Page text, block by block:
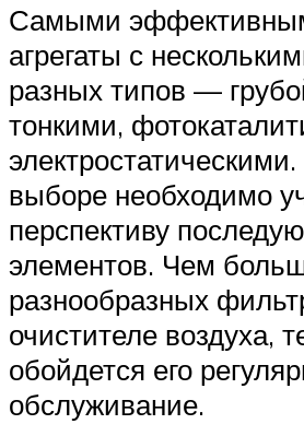
Самыми
агрегаты с
разных типов —
тонкими,
выборе необходимо
перспективу
элементов. Чем
разнообразных
очистителе воздуха,
обойдется его
обслуживание.